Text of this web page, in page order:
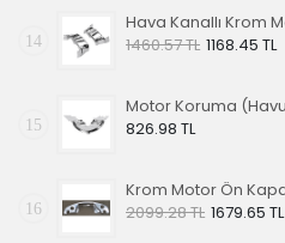
14
1460.57 TL 1168.45 TL
15
826.98 TL
16
2099.28 TL 1679.65 TL